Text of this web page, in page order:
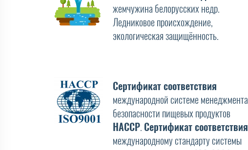
жемчужина белорусских недр.
Ледниковое происхождение,
экологическая защищённость.
Сертификат соответствия
международной системе менеджмента
безопасности пищевых продуктов
HAССP. Сертификат соответствия
международному стандарту системы